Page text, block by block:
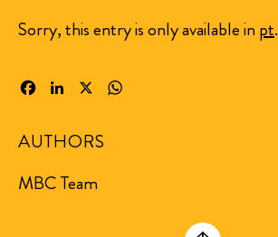
Sorry, this entry is only available inpt.
FacebookLinkedIn
AUTHORS
MBC Team